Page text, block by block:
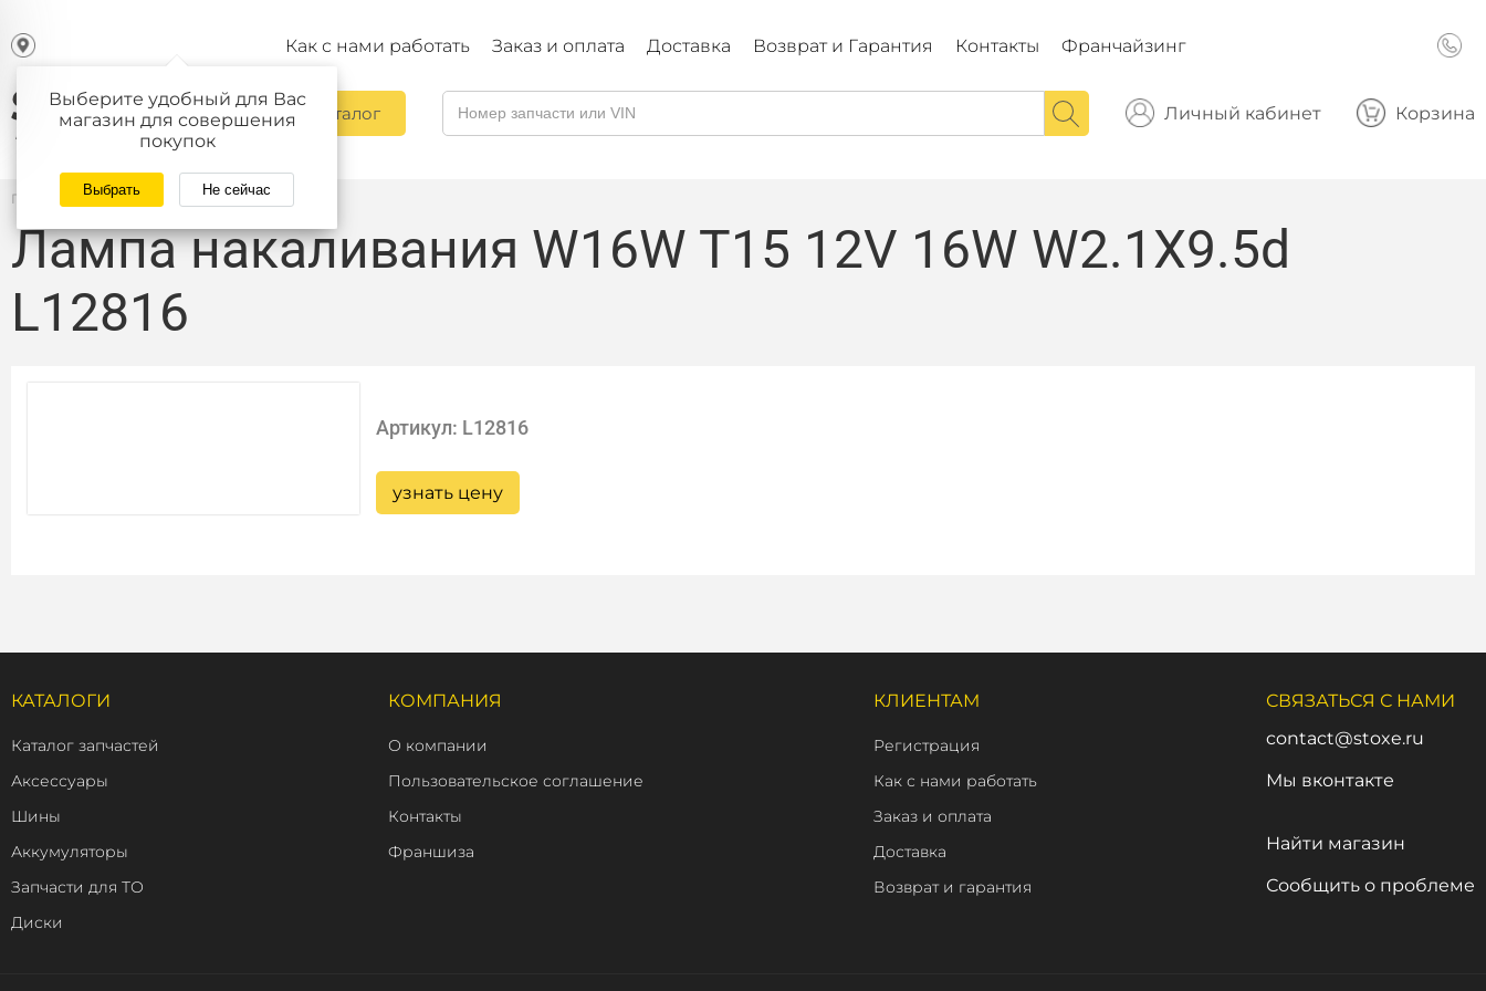
Выберите удобный для Вас
магазин для совершения
покупок
Выбрать Не сейчас
Как с нами работать Заказ и оплата Доставка Возврат и Гарантия Контакты Франчайзинг
Каталог Личный кабинет Корзина
Главная / Каталог
Лампа накаливания W16W T15 12V 16W W2.1X9.5d
L12816
Артикул: L12816
узнать цену
КАТАЛОГИ
Каталог запчастей
Аксессуары
Шины
Аккумуляторы
Запчасти для ТО
Диски
КОМПАНИЯ
О компании
Пользовательское соглашение
Контакты
Франшиза
КЛИЕНТАМ
Регистрация
Как с нами работать
Заказ и оплата
Доставка
Возврат и гарантия
СВЯЗАТЬСЯ С НАМИ
contact@stoxe.ru
Мы вконтакте
Найти магазин
Сообщить о проблеме